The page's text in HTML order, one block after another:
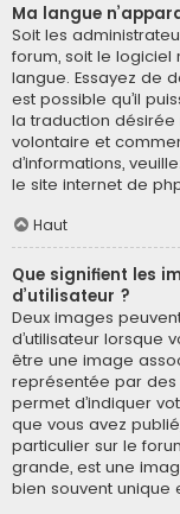
Ma langue
Soit les
forum, soit le logiciel
langue. Essayez de
est possible qu’il
la traduction désirée
volontaire et
d’informations,
le site internet de
Haut
Que signifient les
d’utilisateur ?
Deux images
d’utilisateur lorsque
être une image
représentée par des
permet d’indiquer
que vous avez
particulier sur le
grande, est une
bien souvent unique